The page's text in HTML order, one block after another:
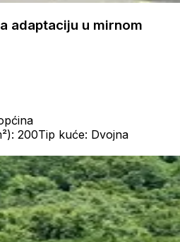
adaptaciju u mirnom
200Tip kuće: Dvojna